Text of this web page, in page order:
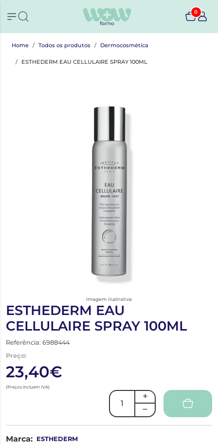
0
Home Todos os produtos Dermocosmética
ESTHEDERM EAU CELLULAIRE SPRAY 100ML
Imagem ilustrativa
ESTHEDERM EAU
CELLULAIRE SPRAY 100ML
Referência: 6988444
Preço:
23,40€
(Preços incluem IVA)
Marca: ESTHEDERM